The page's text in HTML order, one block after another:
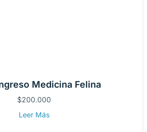
Medicina Felina
$200.000
Leer Más